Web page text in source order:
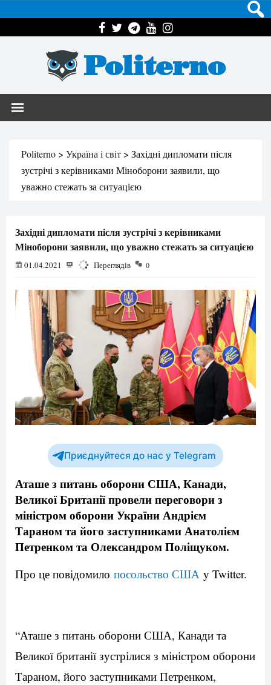
Politerno
Politerno > Україна і світ > Західні дипломати після
зустрічі з керівниками Міноборони заявили, що
уважно стежать за ситуацією
Західні дипломати після зустрічі з керівниками
Міноборони заявили, що уважно стежать за ситуацією
01.04.2021 1074 Переглядів 0
Приєднуйтеся до нас у Telegram
Аташе з питань оборони США, Канади,
Великої Британії провели переговори з
міністром оборони України Андрієм
Тараном та його заступниками Анатолієм
Петренком та Олександром Поліщуком.
Про це повідомило посольство США у Twitter.
“Аташе з питань оборони США, Канади та
Великої британії зустрілися з міністром оборони
Тараном, його заступниками Петренком,